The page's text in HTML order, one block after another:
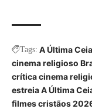
Tags: A Última
cinema religioso
crítica cinema
estreia A Última
filmes cristãos